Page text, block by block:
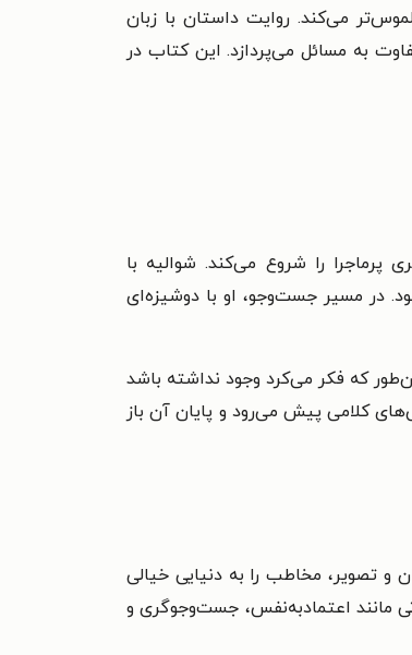
می‌کند. روایت داستان با زبان
به مسائل می‌پردازد. این کتاب در
را شروع می‌کند. شوالیه با
در مسیر جست‌وجو، او با دوشیزه‌ای
که فکر می‌کرد وجود نداشته باشد
کلامی پیش می‌رود و پایان آن باز
و تصویر، مخاطب را به دنیایی خیالی
مانند اعتمادبه‌نفس، جست‌وجوگری و